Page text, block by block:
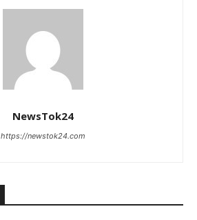
NewsTok24
https://newstok24.com